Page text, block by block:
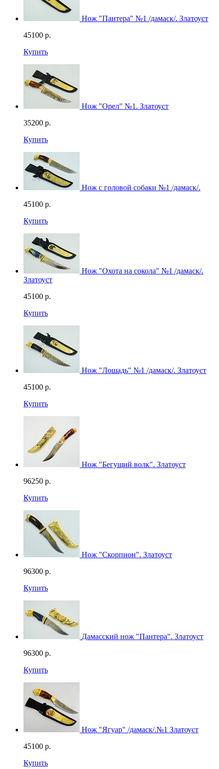
Нож "Пантера" №1 /дамаск/. Златоуст
45100 р.
Купить
Нож "Орел" №1. Златоуст
35200 р.
Купить
Нож с головой собаки №1 /дамаск/.
45100 р.
Купить
Нож "Охота на сокола" №1 /дамаск/.
Златоуст
45100 р.
Купить
Нож "Лошадь" №1 /дамаск/. Златоуст
45100 р.
Купить
Нож "Бегущий волк". Златоуст
96250 р.
Купить
Нож "Скорпион". Златоуст
96300 р.
Купить
Дамасский нож "Пантера". Златоуст
96300 р.
Купить
Нож "Ягуар" /дамаск/.№1 Златоуст
45100 р.
Купить